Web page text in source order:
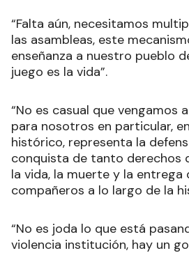
“Falta aún, necesitamos
las asambleas, este
enseñanza a nuestro pueblo
juego es la vida”.
“No es casual que vengamos
para nosotros en particular,
histórico, representa la
conquista de tanto derechos
la vida, la muerte y la entrega
compañeros a lo largo de la
“No es joda lo que está
violencia institución, hay un